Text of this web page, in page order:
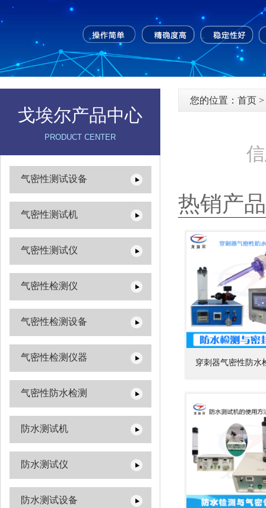
戈埃尔产品中心
PRODUCT CENTER
气密性测试设备
气密性测试机
气密性测试仪
气密性检测仪
气密性检测设备
气密性检测仪器
气密性防水检测
防水测试机
防水测试仪
防水测试设备
您的位置： 首页 >
热销产
穿刺器气密性防水